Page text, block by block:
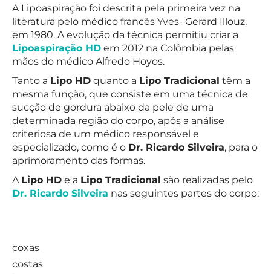
A Lipoaspiração foi descrita pela primeira vez na
literatura pelo médico francês Yves- Gerard Illouz,
em 1980. A evolução da técnica permitiu criar a
Lipoaspiração HD em 2012 na Colômbia pelas
mãos do médico Alfredo Hoyos.
Tanto a Lipo HD quanto a Lipo Tradicional têm a
mesma função, que consiste em uma técnica de
sucção de gordura abaixo da pele de uma
determinada região do corpo, após a análise
criteriosa de um médico responsável e
especializado, como é o Dr. Ricardo Silveira, para o
aprimoramento das formas.
A Lipo HD e a Lipo Tradicional são realizadas pelo
Dr. Ricardo Silveira nas seguintes partes do corpo:
coxas
costas